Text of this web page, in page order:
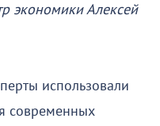
экономики Алексей
использовали
современных